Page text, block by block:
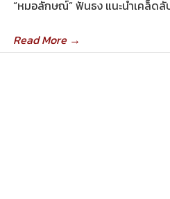
“หมอลักษณ์” ฟันธง แนะนำเคล็ด
Read More→